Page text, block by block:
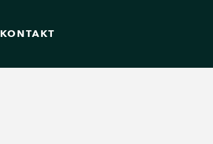
KONTAKT